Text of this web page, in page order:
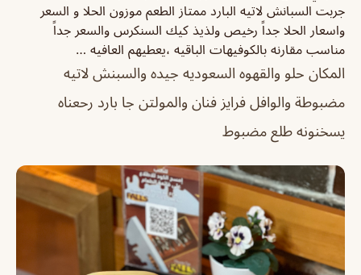
جربت السبانش لاتيه البارد ممتاز الطعم موزون الحلا و السعر
واسعار الحلا جداً رخيص ولذيذ كيك السنكرس والسعر جداً
مناسب مقارنه بالكوفيهات الباقيه ،يعطيهم العافيه …
المكان حلو والقهوه السعوديه جيده والسبنش لاتيه
مضبوطة والوافل فرايز فنان والمولتن جا بارد رحعناه
يسخنونه طلع مضبوط